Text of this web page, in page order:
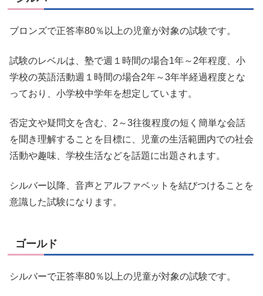
ブロンズで正答率80％以上の児童が対象の試験です。
試験のレベルは、塾で週１時間の場合1年～2年程度、小
学校の英語活動週１時間の場合2年～3年半経過程度とな
っており、小学校中学年を想定しています。
否定文や疑問文を含む、2～3往復程度の短く簡単な会話
を聞き理解することを目標に、児童の生活範囲内での社会
活動や趣味、学校生活などを話題に出題されます。
シルバー以降、音声とアルファベットを結びつけることを
意識した試験になります。
ゴールド
シルバーで正答率80％以上の児童が対象の試験です。